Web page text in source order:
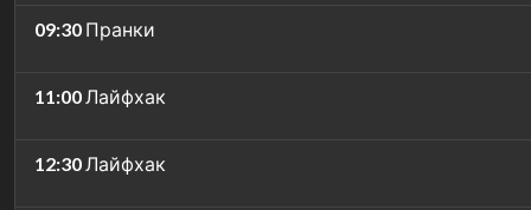
09:30 Пранки
11:00Лайфхак
12:30Лайфхак